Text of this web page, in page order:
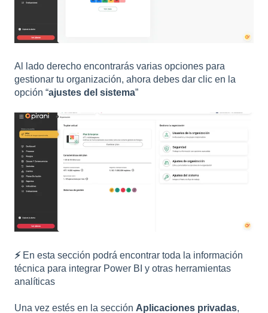
Al lado derecho encontrarás varias opciones para
gestionar tu organización, ahora debes dar clic en la
opción “ajustes del sistema”
⚡ En esta sección podrá encontrar toda la información
técnica para integrar Power BI y otras herramientas
analíticas
Una vez estés en la sección Aplicaciones privadas,